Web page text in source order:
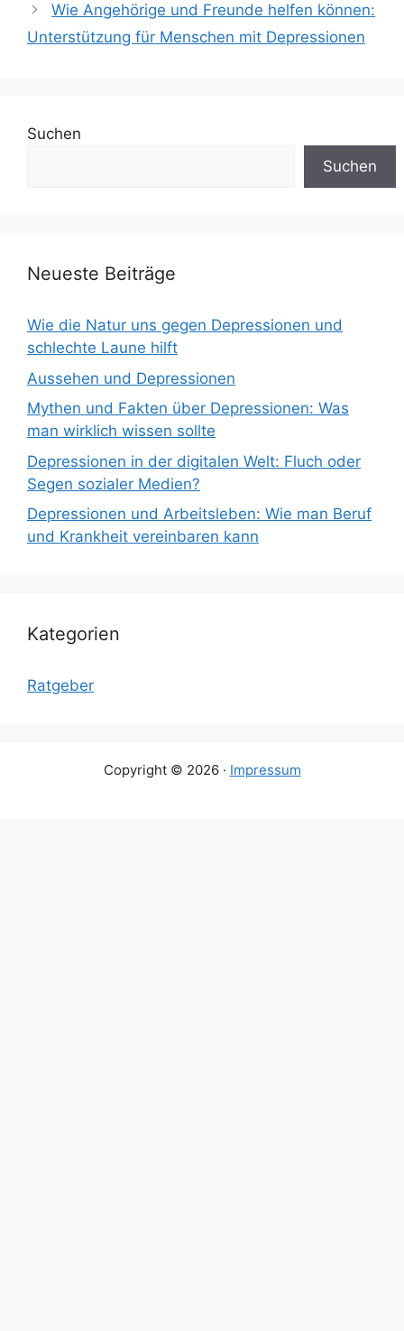
Wie Angehörige und Freunde helfen können:
Unterstützung für Menschen mit Depressionen
Suchen
Suchen
Neueste Beiträge
Wie die Natur uns gegen Depressionen und
schlechte Laune hilft
Aussehen und Depressionen
Mythen und Fakten über Depressionen: Was
man wirklich wissen sollte
Depressionen in der digitalen Welt: Fluch oder
Segen sozialer Medien?
Depressionen und Arbeitsleben: Wie man Beruf
und Krankheit vereinbaren kann
Kategorien
Ratgeber
Copyright © 2026 · Impressum